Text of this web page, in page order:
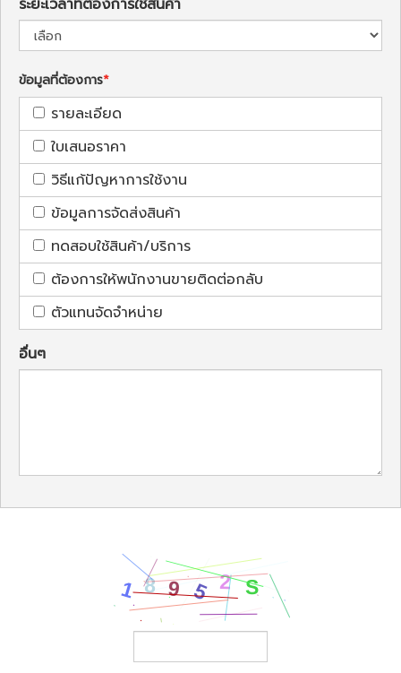
ระยะเวลาที่ต้องการใช้สินค้า
ข้อมูลที่ต้องการ
รายละเอียด
ใบเสนอราคา
วิธีแก้ปัญหาการใช้งาน
ข้อมูลการจัดส่งสินค้า
ทดสอบใช้สินค้า/บริการ
ต้องการให้พนักงานขายติดต่อกลับ
ตัวแทนจัดจำหน่าย
อื่นๆ